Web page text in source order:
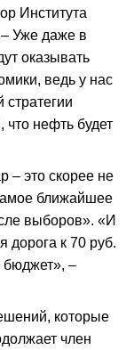
Института
Уже даже в
оказывать
ведь у нас
стратегии
что нефть будет
– это скорее не
ближайшее
выборов». «И
дорога к 70 руб.
–
которые
член